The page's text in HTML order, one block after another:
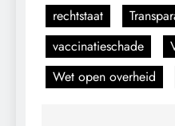
rechtstaat
vaccinatieschade
Wet open overheid